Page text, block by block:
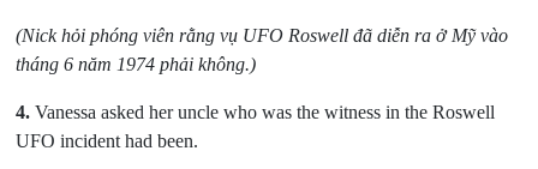
(Nick hỏi phóng viên rằng vụ UFO Roswell đã diễn ra ở Mỹ vào
tháng 6 năm 1974 phải không.)
4. Vanessa asked her uncle who was the witness in the Roswell
UFO incident had been.